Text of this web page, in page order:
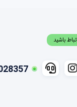
باشید